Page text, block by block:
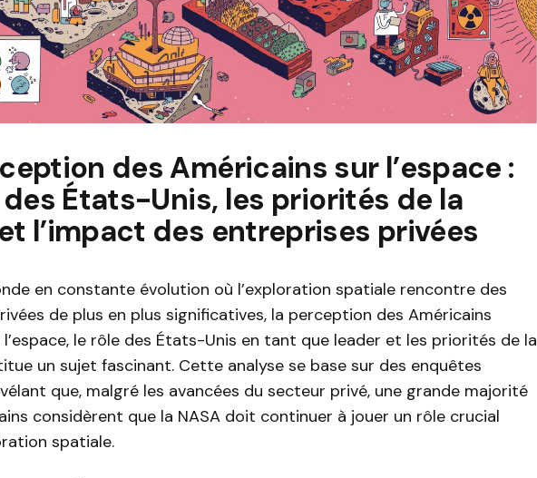
des Américains sur l’espace :
États-Unis, les priorités de la
l’impact des entreprises privées
en constante évolution où l’exploration spatiale rencontre des
de plus en plus significatives, la perception des Américains
le rôle des États-Unis en tant que leader et les priorités de la
un sujet fascinant. Cette analyse se base sur des enquêtes
que, malgré les avancées du secteur privé, une grande majorité
considèrent que la NASA doit continuer à jouer un rôle crucial
spatiale.